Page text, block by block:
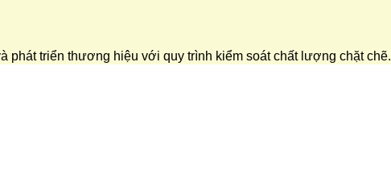
phát triển thương hiệu với quy trình kiểm soát chất lượng chặt chẽ.